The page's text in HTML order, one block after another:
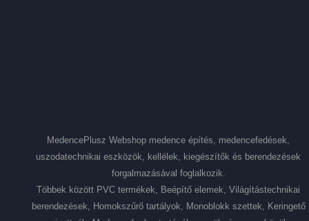
MedencePlusz Webshop medence építés, medencefedések,
uszodatechnikai eszközök, kellélek, kiegészítők és berendezések
forgalmazásával foglalkozik.
Többek között PVC termékek, Beépítő elemek, Világítástechnikai
berendezések, Homokszűrő tartályok, Monoblokk szettek, Keringető